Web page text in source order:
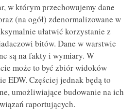
w którym przechowujemy dane
(na ogół) zdenormalizowane w
ułatwić korzystanie z
bitów. Dane w warstwie
są na fakty i wymiary. W
może to być zbiór widoków
EDW. Częściej jednak będą to
umożliwiające budowanie na ich
raportujących.